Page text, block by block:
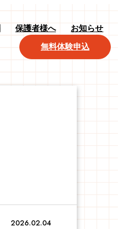
保護者様へ お知らせ
無料体験申込
2026.02.04